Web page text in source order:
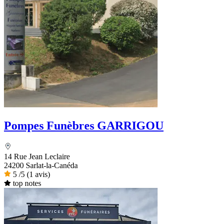
Pompes Funèbres GARRIGOU
14 Rue Jean Leclaire
24200 Sarlat-la-Canéda
5 /5 (1 avis)
top notes